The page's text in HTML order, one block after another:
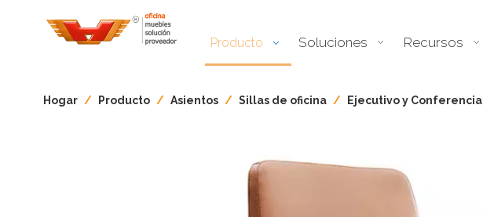
Producto Soluciones Recursos
Hogar / Producto / Asientos / Sillas de oficina / Ejecutivo y Conferencia